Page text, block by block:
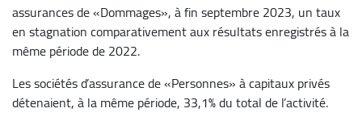
assurances de «Dommages», à fin septembre 2023, un taux
en stagnation comparativement aux résultats enregistrés à la
même période de 2022.
Les sociétés d’assurance de «Personnes» à capitaux privés
détenaient, à la même période, 33,1% du total de l’activité.